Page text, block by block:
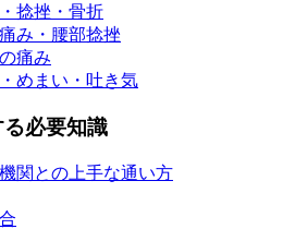
捻挫・骨折
み・腰部捻挫
痛み
めまい・吐き気
必要知識
関との上手な通い方